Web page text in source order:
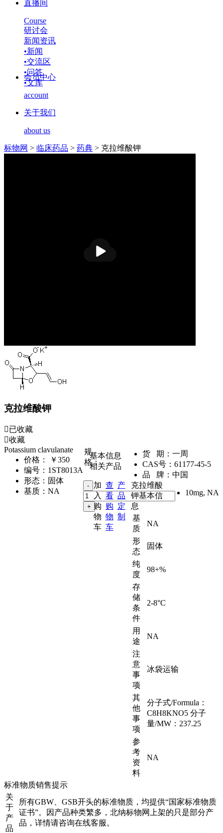
直播间
Course
研讨会
新闻资讯
•新闻
•交流区
•问答
•文库
会员中心
account
关于我们
about us
标物网 > 临床药品 > 药典 > 克拉维酸钾
放
克拉维酸钾
已收藏
收藏
Potassium clavulanate
价格：
￥350
编号： 1ST8013A
形态： 固体
基质： NA
货 期： 一周
CAS号： 61177-45-5
品 牌： 中国
规
格：
10mg, NA
加
入
购
物
车
查
看
购
物
车
产
品
定
制
基本信息
相关产品
克拉维酸
钾基本信
息
基
质
NA
形
态
固体
纯
度
98+%
存
储
条
件
2-8°C
用
途
NA
注
意
事
项
冰袋运输
其
他
事
项
分子式/Formula：
C8H8KNO5 分子
量/MW：237.25
参
考
资
料
NA
标准物质销售提示
关
于
产
品
所有GBW、GSB开头的标准物质，均提供“国家标准物质
证书”。因产品种类繁多，北纳标物网上架的只是部分产
品，详情请咨询在线客服。